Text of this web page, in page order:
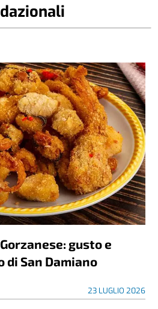
gusto e
di San Damiano
23 LUGLIO 2026